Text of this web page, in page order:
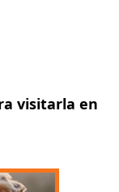
visitarla en